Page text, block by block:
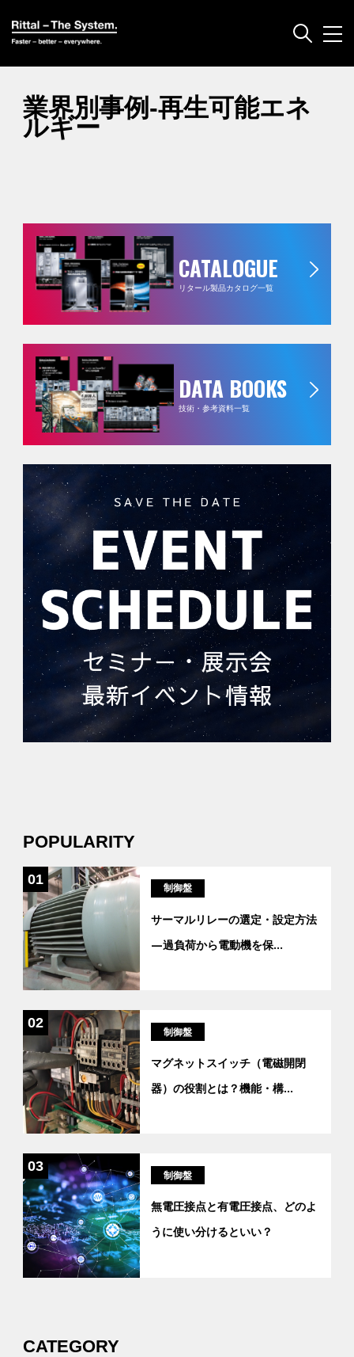
業界別事例-再生可能エネ
ルギー
CATALOGUE
リタール製品カタログ一覧
DATA BOOKS
技術・参考資料一覧
POPULARITY
01
制御盤
サーマルリレーの選定・設定方法
―過負荷から電動機を保...
02
制御盤
マグネットスイッチ（電磁開閉
器）の役割とは？機能・構...
03
制御盤
無電圧接点と有電圧接点、どのよ
うに使い分けるといい？
CATEGORY